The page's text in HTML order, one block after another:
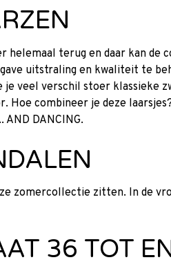
terug en daar kan
uitstraling en kwaliteit te
je veel verschil stoer
combineer je deze
AND DANCING.
zomercollectie zitten. In de
36 TOT